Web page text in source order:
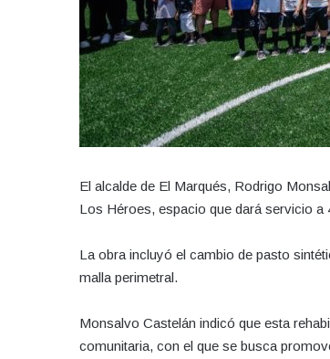
El alcalde de El Marqués, Rodrigo
Los Héroes, espacio que dará servicio a
La obra incluyó el cambio de pasto
malla perimetral.
Monsalvo Castelán indicó que esta
comunitaria, con el que se busca